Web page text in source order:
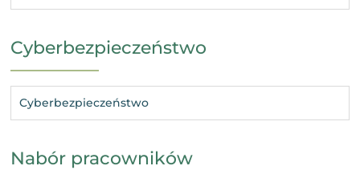
Cyberbezpieczeństwo
Cyberbezpieczeństwo
Nabór pracowników